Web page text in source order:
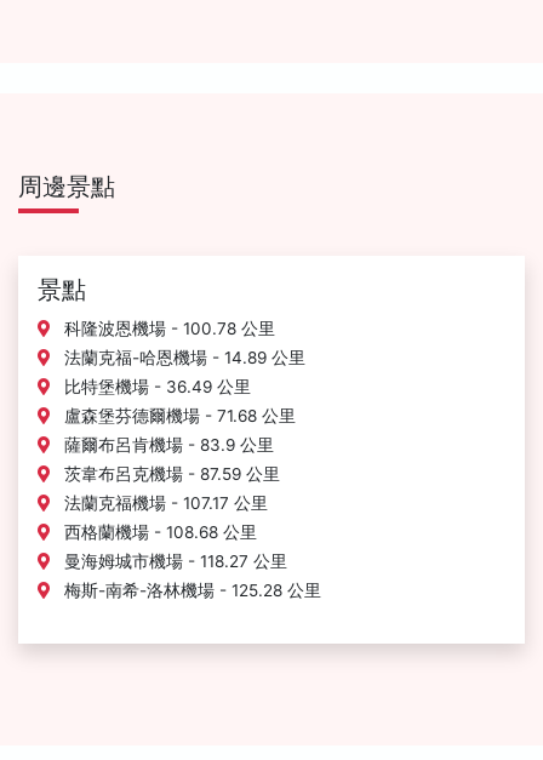
周邊景點
景點
科隆波恩機場 - 100.78 公里
法蘭克福-哈恩機場 - 14.89 公里
比特堡機場 - 36.49 公里
盧森堡芬德爾機場 - 71.68 公里
薩爾布呂肯機場 - 83.9 公里
茨韋布呂克機場 - 87.59 公里
法蘭克福機場 - 107.17 公里
西格蘭機場 - 108.68 公里
曼海姆城市機場 - 118.27 公里
梅斯-南希-洛林機場 - 125.28 公里